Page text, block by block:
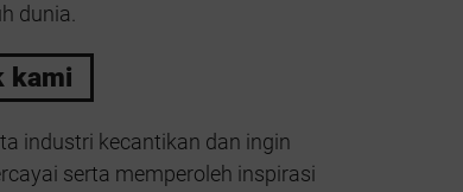
dunia.
kami
industri kecantikan dan ingin
serta memperoleh inspirasi